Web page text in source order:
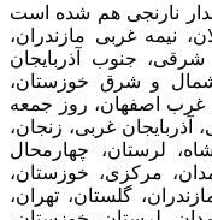
نارنجی هم شده است
نیمه غربی مازندران،
شرقی، جنوب آذربایجان
شمال و شرق خوزستان،
غرب اصفهان، روز جمعه
آذربایجان غربی، زنجان،
لرستان، چهارمحال
مرکزی، خوزستان،
گلستان، تهران،